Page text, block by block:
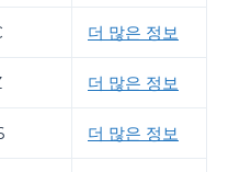
더 많은 정보
더 많은 정보
더 많은 정보